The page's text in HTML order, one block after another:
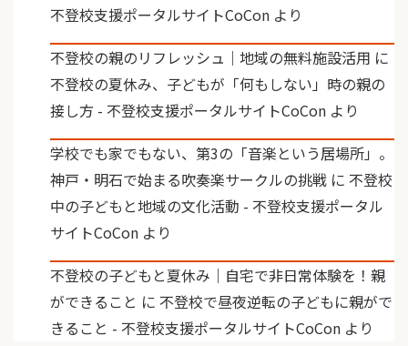
不登校支援ポータルサイトCoCon より
不登校の親のリフレッシュ｜地域の無料施設活用 に
不登校の夏休み、子どもが「何もしない」時の親の
接し方 - 不登校支援ポータルサイトCoCon より
学校でも家でもない、第3の「音楽という居場所」。
神戸・明石で始まる吹奏楽サークルの挑戦 に 不登校
中の子どもと地域の文化活動 - 不登校支援ポータル
サイトCoCon より
不登校の子どもと夏休み｜自宅で非日常体験を！親
ができること に 不登校で昼夜逆転の子どもに親がで
きること - 不登校支援ポータルサイトCoCon より